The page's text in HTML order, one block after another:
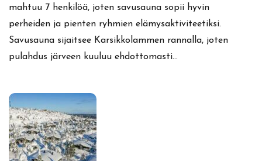
mahtuu 7 henkilöä, joten savusauna sopii hyvin
perheiden ja pienten ryhmien elämysaktiviteetiksi.
Savusauna sijaitsee Karsikkolammen rannalla, joten
pulahdus järveen kuuluu ehdottomasti…